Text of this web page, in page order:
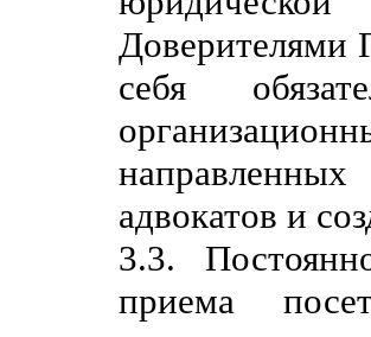
Доверителями
себя
адвокатов и
3.3.
приема